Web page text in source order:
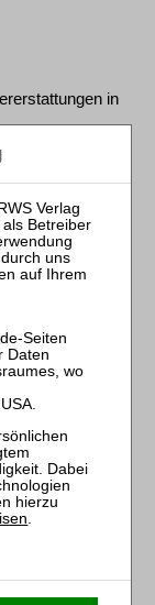
in
01
im
alter Forderung
04
Finanzamts
gegen
Einbringung
vor Eintritt